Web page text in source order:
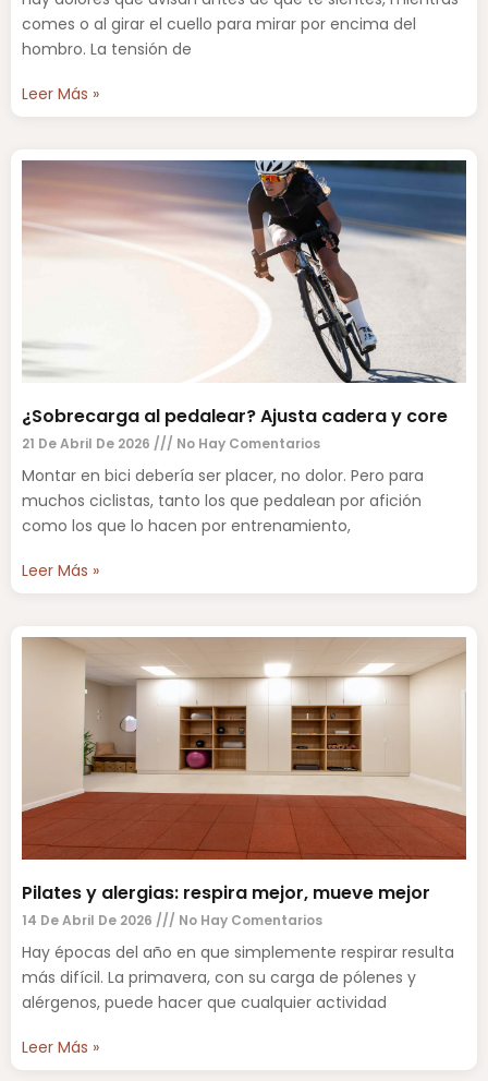
comes o al girar el cuello para mirar por encima del
hombro. La tensión de
Leer Más »
¿Sobrecarga al pedalear? Ajusta cadera y core
21 De Abril De 2026 No Hay Comentarios
Montar en bici debería ser placer, no dolor. Pero para
muchos ciclistas, tanto los que pedalean por afición
como los que lo hacen por entrenamiento,
Leer Más »
Pilates y alergias: respira mejor, mueve mejor
14 De Abril De 2026 No Hay Comentarios
Hay épocas del año en que simplemente respirar resulta
más difícil. La primavera, con su carga de pólenes y
alérgenos, puede hacer que cualquier actividad
Leer Más »